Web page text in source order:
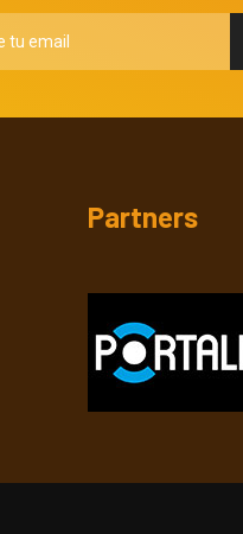
Partners